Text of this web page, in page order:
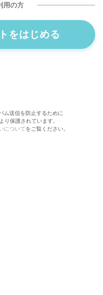
用の方
をはじめる
ム送信を防止するために
り保護されています。
についてをご覧ください。